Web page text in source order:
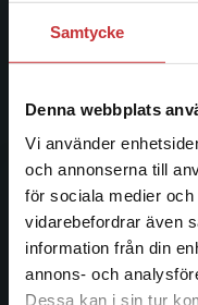
Samtycke
Denna webbplats
Vi använder
och annonserna till
för sociala medier
vidarebefordrar även
information från din
annons- och
Dessa kan i sin tur
ledande
facklitteratur,
informationstjänster i
längs hela
Kontakta oss
Kontakta oss